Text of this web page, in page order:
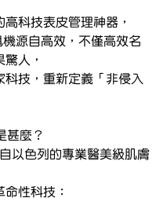
高科技表皮管理神器，
機源自高效，不僅高效名
人，
科技，重新定義「非侵入
甚麼？
以色列的專業醫美級肌膚
性科技：